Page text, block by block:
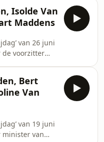
Isolde Van
Maddens
van 26 juni
de voorzitter
Isolde Van
Bart
Ze hebben het
moet doen
slagkracht
Bert
Van
van 19 juni
minister van